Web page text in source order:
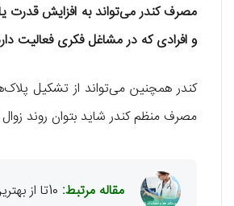
مصرف کندر می‌تواند به افزایش قدرت
و افرادی که در مشاغل فکری فعالیت
کندر همچنین می‌تواند از تشکیل
مصرف منظم کندر شاید بتوان روند
مقاله مرتبط: 10تا از بهترین دکتر مغز و اعصاب در تهران✅【سال1405】⚡️